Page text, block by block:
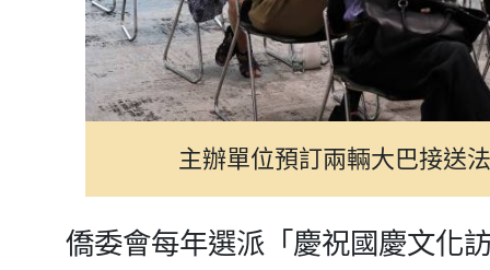
主辦單位預訂兩輛大巴接送
僑委會每年選派「慶祝國慶文化